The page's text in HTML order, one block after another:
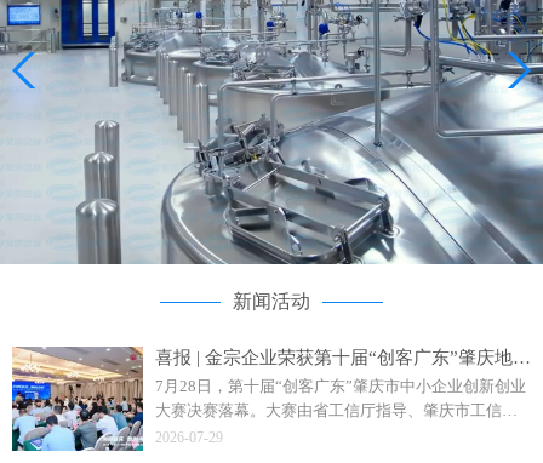
新闻活动
喜报 | 金宗企业荣获第十届“创客广东”肇庆地市赛二等奖
7月28日，第十届“创客广东”肇庆市中小企业创新创业
大赛决赛落幕。大赛由省工信厅指导、肇庆市工信局
主办，主题为“创客肇庆智创未来”。广东金宗机械“水
2026-07-29